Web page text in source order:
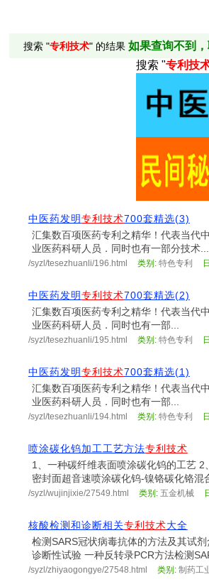
搜索 "专利技术" 的结果如果查询不到
搜索 "专利技
中医药发明专利技术700套精选(3)
汇集数百项医药专利之精华！代表当代
业医药科研人员．同时也有一部分技术...
/syzl/tesezhuanli/196.html 类别: 特色专利
中医药发明专利技术700套精选(2)
汇集数百项医药专利之精华！代表当代
业医药科研人员．同时也有一部...
/syzl/tesezhuanli/195.html 类别: 特色专利
中医药发明专利技术700套精选(1)
汇集数百项医药专利之精华！代表当代
业医药科研人员．同时也有一部...
/syzl/tesezhuanli/194.html 类别: 特色专利
喷涂碳化钨加工工艺方法专利技术
1、一种碳纤维表面喷涂碳化钨的工艺
密封面超音速喷涂碳化钨-镍铬碳化铬混
/syzl/wujinjixie/27549.html 类别: 五金机械
核酸检测和诊断相关专利技术大全
检测SARS冠状病毒抗体的方法及其试
诊断性试验 一种反转录PCR方法检测
/syzl/zhiyaogongye/27548.html 类别: 制药工